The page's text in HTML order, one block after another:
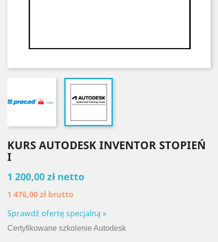
KURS AUTODESK INVENTOR STOPIEŃ
I
1 200,00 zł netto
1 476,00 zł brutto
Sprawdź ofertę specjalną »
Certyfikowane szkolenie Autodesk